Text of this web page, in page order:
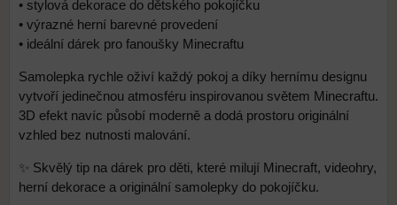
• stylová dekorace do dětského pokojíčku
• výrazné herní barevné provedení
• ideální dárek pro fanoušky Minecraftu
Samolepka rychle oživí každý pokoj a díky hernímu designu
vytvoří jedinečnou atmosféru inspirovanou světem Minecraftu.
3D efekt navíc působí moderně a dodá prostoru originální
vzhled bez nutnosti malování.
✨ Skvělý tip na dárek pro děti, které milují Minecraft, videohry,
herní dekorace a originální samolepky do pokojíčku.